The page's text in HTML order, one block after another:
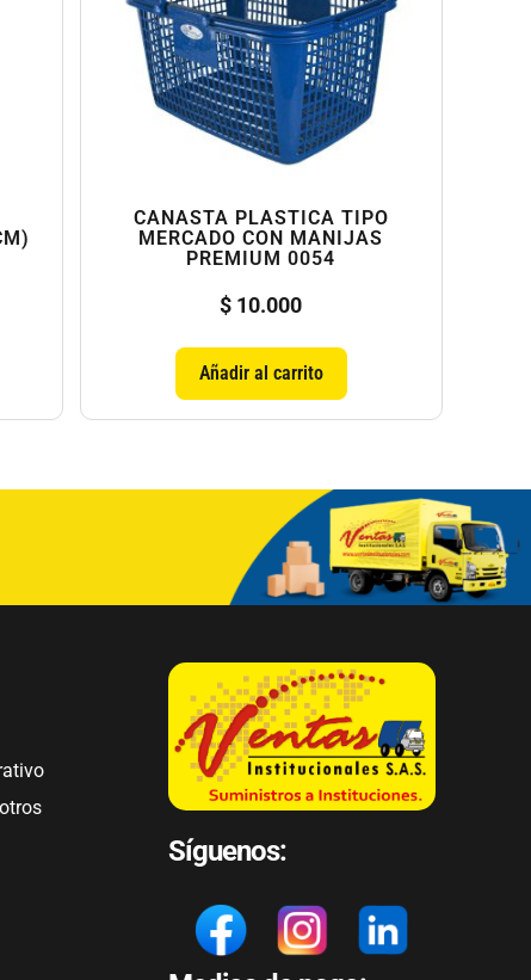
CANASTA PLASTICA TIPO
MERCADO CON MANIJAS
PREMIUM 0054
$ 10.000
Añadir al carrito
Síguenos: